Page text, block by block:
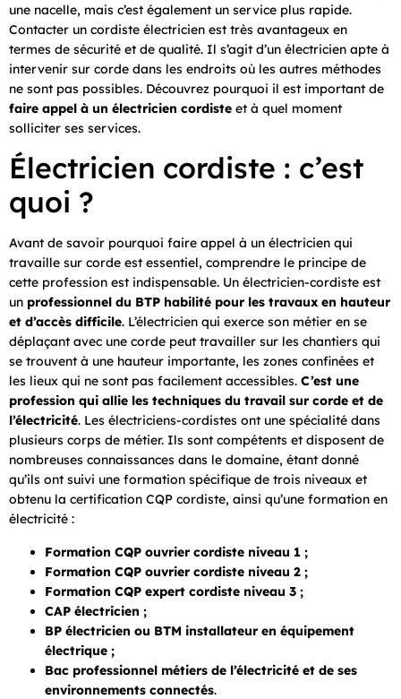
une nacelle, mais c’est également un service plus rapide.
Contacter un cordiste électricien est très avantageux en
termes de sécurité et de qualité. Il s’agit d’un électricien apte à
intervenir sur corde dans les endroits où les autres méthodes
ne sont pas possibles. Découvrez pourquoi il est important de
faire appel à un électricien cordiste et à quel moment
solliciter ses services.
Électricien cordiste : c’est
quoi ?
Avant de savoir pourquoi faire appel à un électricien qui
travaille sur corde est essentiel, comprendre le principe de
cette profession est indispensable. Un électricien-cordiste est
un professionnel du BTP habilité pour les travaux en hauteur
et d’accès difficile. L’électricien qui exerce son métier en se
déplaçant avec une corde peut travailler sur les chantiers qui
se trouvent à une hauteur importante, les zones confinées et
les lieux qui ne sont pas facilement accessibles. C’est une
profession qui allie les techniques du travail sur corde et de
l’électricité. Les électriciens-cordistes ont une spécialité dans
plusieurs corps de métier. Ils sont compétents et disposent de
nombreuses connaissances dans le domaine, étant donné
qu’ils ont suivi une formation spécifique de trois niveaux et
obtenu la certification CQP cordiste, ainsi qu’une formation en
électricité :
Formation CQP ouvrier cordiste niveau 1 ;
Formation CQP ouvrier cordiste niveau 2 ;
Formation CQP expert cordiste niveau 3 ;
CAP électricien ;
BP électricien ou BTM installateur en équipement
électrique ;
Bac professionnel métiers de l’électricité et de ses
environnements connectés.